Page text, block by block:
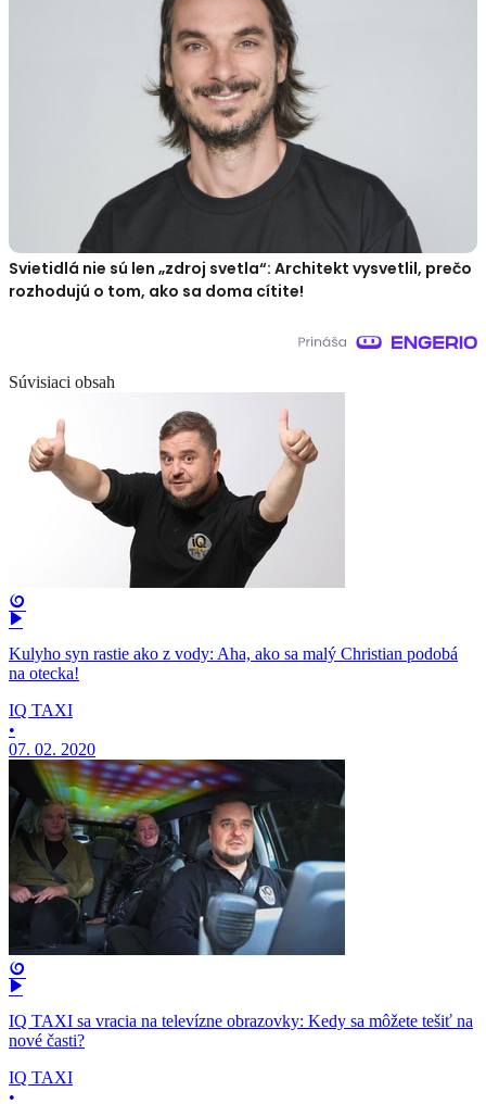
Svietidlá nie sú len „zdroj svetla“: Architekt vysvetlil, prečo
rozhodujú o tom, ako sa doma cítite!
Súvisiaci obsah
Kulyho syn rastie ako z vody: Aha, ako sa malý Christian podobá
na otecka!
IQ TAXI
•
07. 02. 2020
IQ TAXI sa vracia na televízne obrazovky: Kedy sa môžete tešiť na
nové časti?
IQ TAXI
•